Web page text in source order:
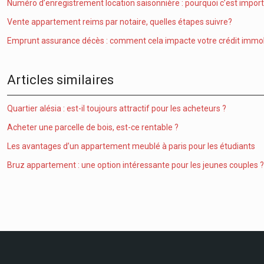
Numéro d’enregistrement location saisonnière : pourquoi c’est
Vente appartement reims par notaire, quelles étapes suivre?
Emprunt assurance décès : comment cela impacte votre crédit
Articles similaires
Quartier alésia : est-il toujours attractif pour les acheteurs ?
Acheter une parcelle de bois, est-ce rentable ?
Les avantages d’un appartement meublé à paris pour les étudiants
Bruz appartement : une option intéressante pour les jeunes couples ?